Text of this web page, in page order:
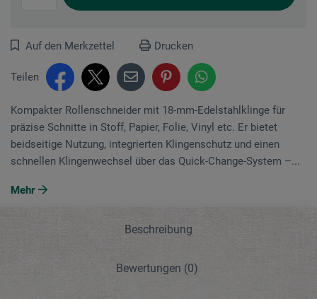
Auf den Merkzettel Drucken
Teilen
Kompakter Rollenschneider mit 18-mm-Edelstahlklinge für
präzise Schnitte in Stoff, Papier, Folie, Vinyl etc. Er bietet
beidseitige Nutzung, integrierten Klingenschutz und einen
schnellen Klingenwechsel über das Quick-Change-System –...
Mehr
Beschreibung
Bewertungen (0)